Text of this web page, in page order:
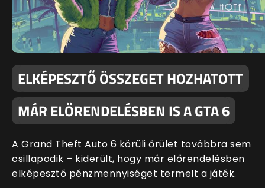
ELKÉPESZTŐ ÖSSZEGET HOZHATOTT
MÁR ELŐRENDELÉSBEN IS A GTA 6
A Grand Theft Auto 6 körüli őrület továbbra sem
csillapodik – kiderült, hogy már előrendelésben
elképesztő pénzmennyiséget termelt a játék.